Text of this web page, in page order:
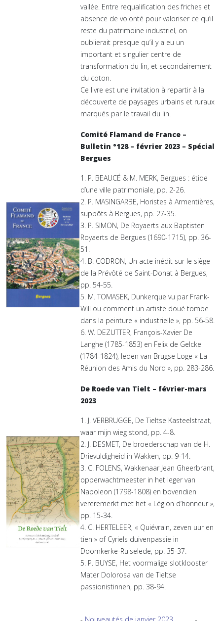
vallée. Entre requalification des friches et
absence de volonté pour valoriser ce qu’il
reste du patrimoine industriel, on
oublierait presque qu’il y a eu un
important et singulier centre de
transformation du lin, et secondairement
du coton.
Ce livre est une invitation à repartir à la
découverte de paysages urbains et ruraux
marqués par le travail du lin.
Comité Flamand de France –
Bulletin °128 – février 2023 – Spécial
Bergues
1. P. BEAUCÉ & M. MERK, Bergues : étide
d’une ville patrimoniale, pp. 2-26.
2. P. MASINGARBE, Horistes à Armentières,
suppôts à Bergues, pp. 27-35.
3. P. SIMON, De Royaerts aux Baptisten
Royaerts de Bergues (1690-1715), pp. 36-
51.
4. B. CODRON, Un acte inédit sur le siège
de la Prévôté de Saint-Donat à Bergues,
pp. 54-55.
5. M. TOMASEK, Dunkerque vu par Frank-
Will ou comment un artiste doué tombe
dans la peinture « industrielle », pp. 56-58.
6. W. DEZUTTER, François-Xavier De
Langhe (1785-1853) en Felix de Gelcke
(1784-1824), leden van Brugse Loge « La
Réunion des Amis du Nord », pp. 283-286.
De Roede van Tielt – février-mars
2023
1. J. VERBRUGGE, De Tieltse Kasteelstraat,
waar mijn wieg stond, pp. 4-8.
2. J. DESMET, De broederschap van de H.
Drievuldigheid in Wakken, pp. 9-14.
3. C. FOLENS, Wakkenaar Jean Gheerbrant,
opperwachtmeester in het leger van
Napoleon (1798-1808) en bovendien
vereremerkt met het « Légion d’honneur »,
pp. 15-34.
4. C. HERTELEER, « Quiévrain, zeven uur en
tien » of Cyriels duivenpassie in
Doomkerke-Ruiselede, pp. 35-37.
5. P. BUYSE, Het voormalige slotklooster
Mater Dolorosa van de Tieltse
passionistinnen, pp. 38-94.